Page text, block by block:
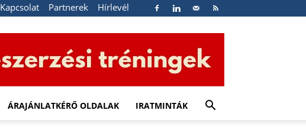
Kapcsolat Partnerek Hírlevél
ÁRAJÁNLATKÉRŐ OLDALAK IRATMINTÁK